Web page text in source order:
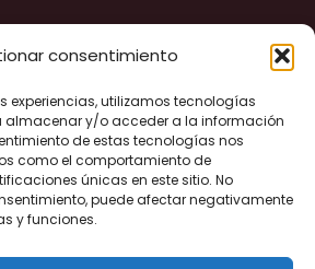
consentimiento
experiencias, utilizamos tecnologías
almacenar y/o acceder a la información
de estas tecnologías nos
como el comportamiento de
únicas en este sitio. No
puede afectar negativamente
y funciones.
ciudad
Europea - Next Generation EU"